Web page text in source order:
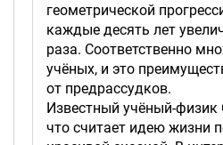
геометрической
каждые десять лет
раза. Соответственно
учёных, и это
от предрассудков.
Известный учёный-физик
что считает идею жизни